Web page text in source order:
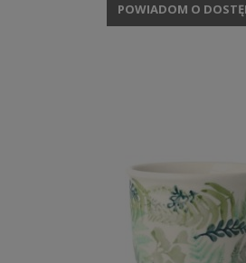
POWIADOM O